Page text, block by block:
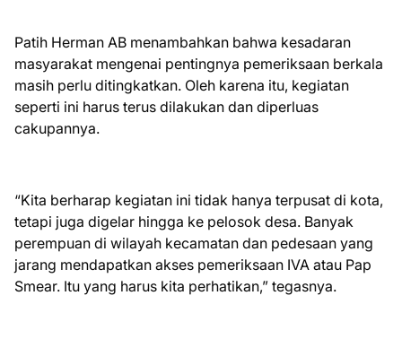
Patih Herman AB menambahkan bahwa kesadaran
masyarakat mengenai pentingnya pemeriksaan berkala
masih perlu ditingkatkan. Oleh karena itu, kegiatan
seperti ini harus terus dilakukan dan diperluas
cakupannya.
“Kita berharap kegiatan ini tidak hanya terpusat di kota,
tetapi juga digelar hingga ke pelosok desa. Banyak
perempuan di wilayah kecamatan dan pedesaan yang
jarang mendapatkan akses pemeriksaan IVA atau Pap
Smear. Itu yang harus kita perhatikan,” tegasnya.